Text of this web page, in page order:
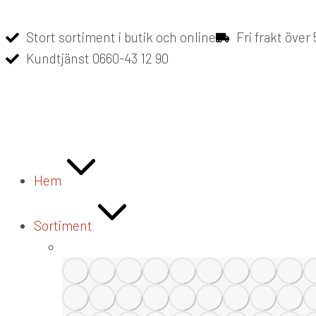
Stort sortiment i butik och online
Fri frakt över
Kundtjänst 0660-43 12 90
Hem
Sortiment